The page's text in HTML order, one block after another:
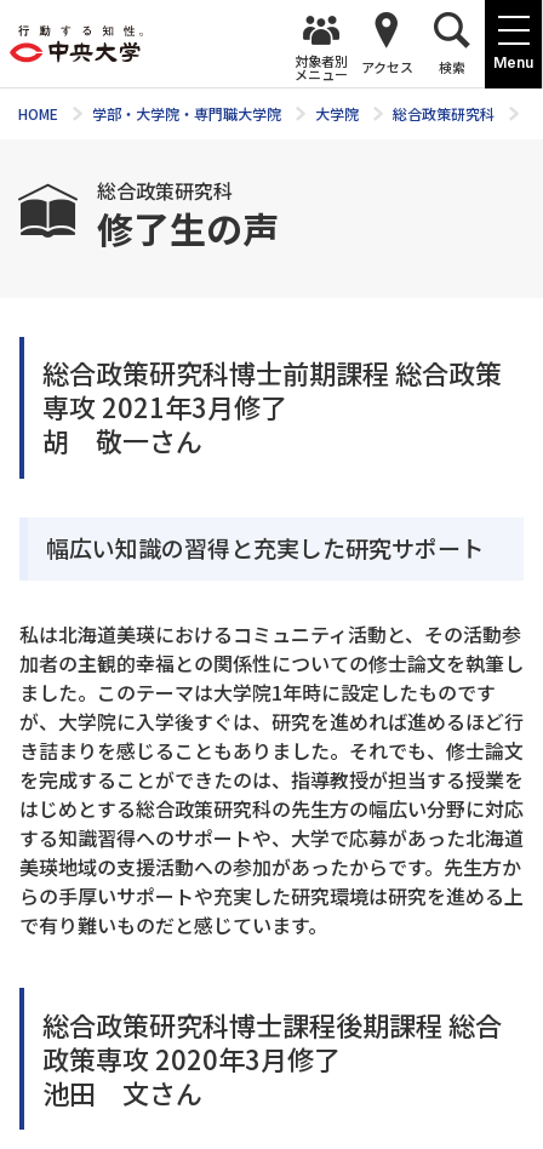
Menu
対象者別
メニュー アクセス 検索
HOME 学部・大学院・専門職大学院 大学院 総合政策研究科
総合政策研究科
修了生の声
総合政策研究科博士前期課程 総合政策
専攻 2021年3月修了
胡 敬一さん
幅広い知識の習得と充実した研究サポート
私は北海道美瑛におけるコミュニティ活動と、その活動参
加者の主観的幸福との関係性についての修士論文を執筆し
ました。このテーマは大学院1年時に設定したものです
が、大学院に入学後すぐは、研究を進めれば進めるほど行
き詰まりを感じることもありました。それでも、修士論文
を完成することができたのは、指導教授が担当する授業を
はじめとする総合政策研究科の先生方の幅広い分野に対応
する知識習得へのサポートや、大学で応募があった北海道
美瑛地域の支援活動への参加があったからです。先生方か
らの手厚いサポートや充実した研究環境は研究を進める上
で有り難いものだと感じています。
総合政策研究科博士課程後期課程 総合
政策専攻 2020年3月修了
池田 文さん